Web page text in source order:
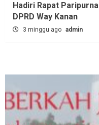
Hadiri Rapat Paripurna
DPRD Way Kanan
3 minggu ago admin